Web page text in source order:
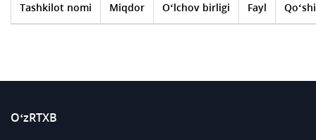
Tashkilot nomi Miqdor O‘lchov birligi Fayl
O‘zRTXB